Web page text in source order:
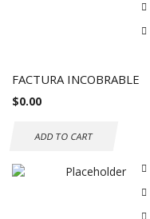
FACTURA INCOBRABLE
$0.00
ADD TO CART